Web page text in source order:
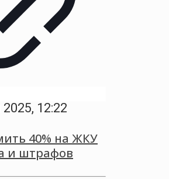
12:22
40% на ЖКУ
и штрафов